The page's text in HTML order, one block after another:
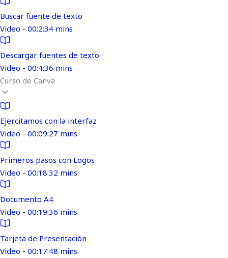
Buscar fuente de texto
Video - 00:2:34 mins
Descargar fuentes de texto
Video - 00:4:36 mins
Curso de Canva
Ejercitamos con la interfaz
Video - 00:09:27 mins
Primeros pasos con Logos
Video - 00:18:32 mins
Documento A4
Video - 00:19:36 mins
Tarjeta de Presentación
Video - 00:17:48 mins